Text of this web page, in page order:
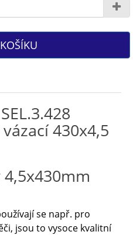
430x4,5
se např. pro
jsou to vysoce kvalitní